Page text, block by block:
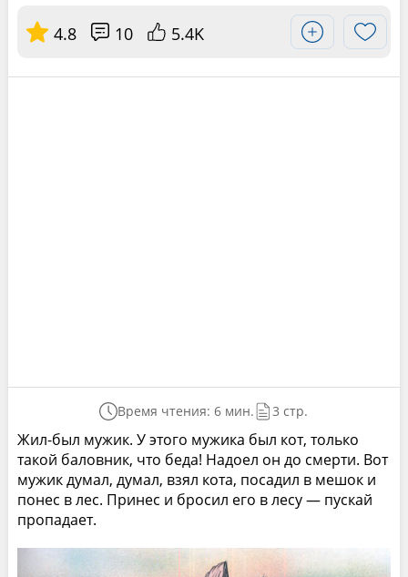
4.8 10 5.4K
Время чтения: 6 мин. 3 стр.
Жил-был мужик. У этого мужика был кот, только
такой баловник, что беда! Надоел он до смерти. Вот
мужик думал, думал, взял кота, посадил в мешок и
понес в лес. Принес и бросил его в лесу — пускай
пропадает.